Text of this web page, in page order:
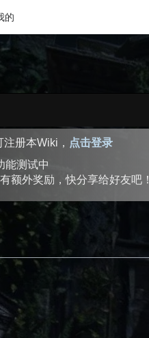
的
册本Wiki， 点击登录
能测试中
额外奖励，快分享给好友吧！